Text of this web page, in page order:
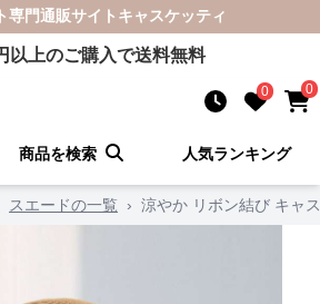
専門通販サイト キャスケッティ
以上のご購入で送料無料
0 0
商品を検索 人気ランキング
スエードの一覧 › 涼やか リボン結び キャ